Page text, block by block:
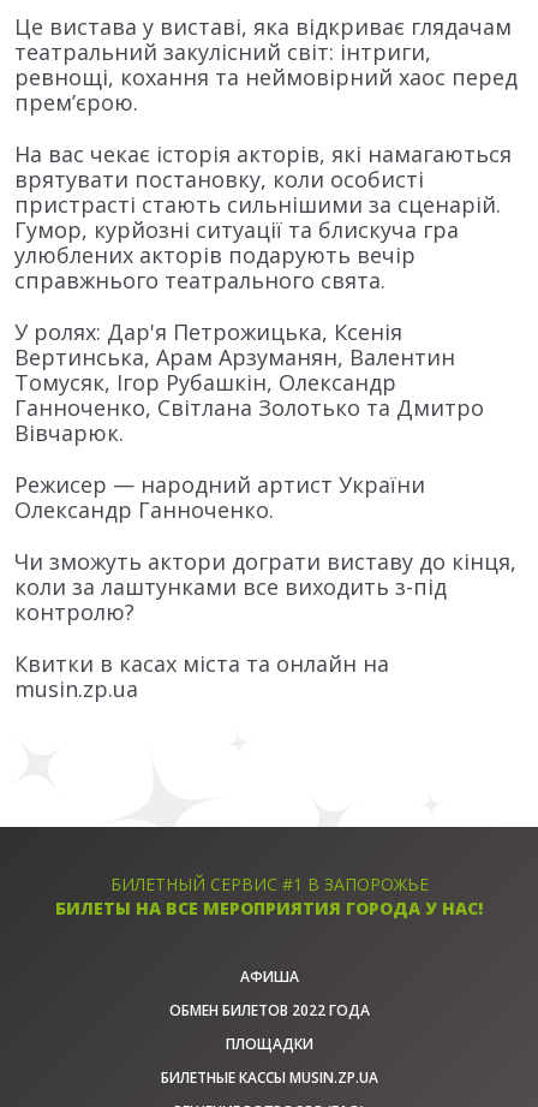
Це вистава у виставі, яка відкриває глядачам
театральний закулісний світ: інтриги,
ревнощі, кохання та неймовірний хаос перед
прем’єрою.
На вас чекає історія акторів, які намагаються
врятувати постановку, коли особисті
пристрасті стають сильнішими за сценарій.
Гумор, курйозні ситуації та блискуча гра
улюблених акторів подарують вечір
справжнього театрального свята.
У ролях: Дар'я Петрожицька, Ксенія
Вертинська, Арам Арзуманян, Валентин
Томусяк, Ігор Рубашкін, Олександр
Ганноченко, Світлана Золотько та Дмитро
Вівчарюк.
Режисер — народний артист України
Олександр Ганноченко.
Чи зможуть актори дограти виставу до кінця,
коли за лаштунками все виходить з-під
контролю?
Квитки в касах міста та онлайн на
musin.zp.ua
БИЛЕТНЫЙ СЕРВИС #1 В ЗАПОРОЖЬЕ
БИЛЕТЫ НА ВСЕ МЕРОПРИЯТИЯ ГОРОДА У НАС!
АФИША
ОБМЕН БИЛЕТОВ 2022 ГОДА
ПЛОЩАДКИ
БИЛЕТНЫЕ КАССЫ MUSIN.ZP.UA